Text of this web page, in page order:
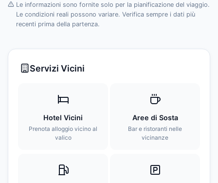
Le informazioni sono fornite solo per la pianificazione del viaggio.
Le condizioni reali possono variare. Verifica sempre i dati più
recenti prima della partenza.
Servizi Vicini
Hotel Vicini
Prenota alloggio vicino al
valico
Aree di Sosta
Bar e ristoranti nelle
vicinanze